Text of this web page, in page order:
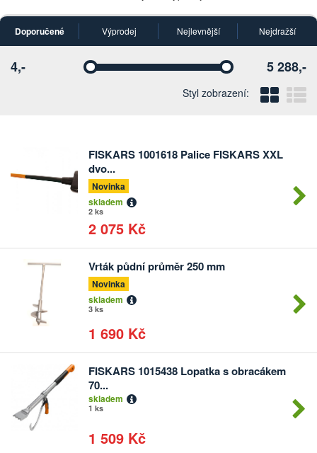
Doporučené Výprodej Nejlevnější Nejdražší
Vyberte Vyberte
4,- 5 288,-
Styl zobrazení:
FISKARS 1001618 Palice FISKARS XXL
dvo...
Novinka
skladem
2 ks
2 075 Kč
Počet
Vrták půdní průměr 250 mm
Novinka
skladem
3 ks
1 690 Kč
Počet
FISKARS 1015438 Lopatka s obracákem
70...
skladem
1 ks
1 509 Kč
Počet